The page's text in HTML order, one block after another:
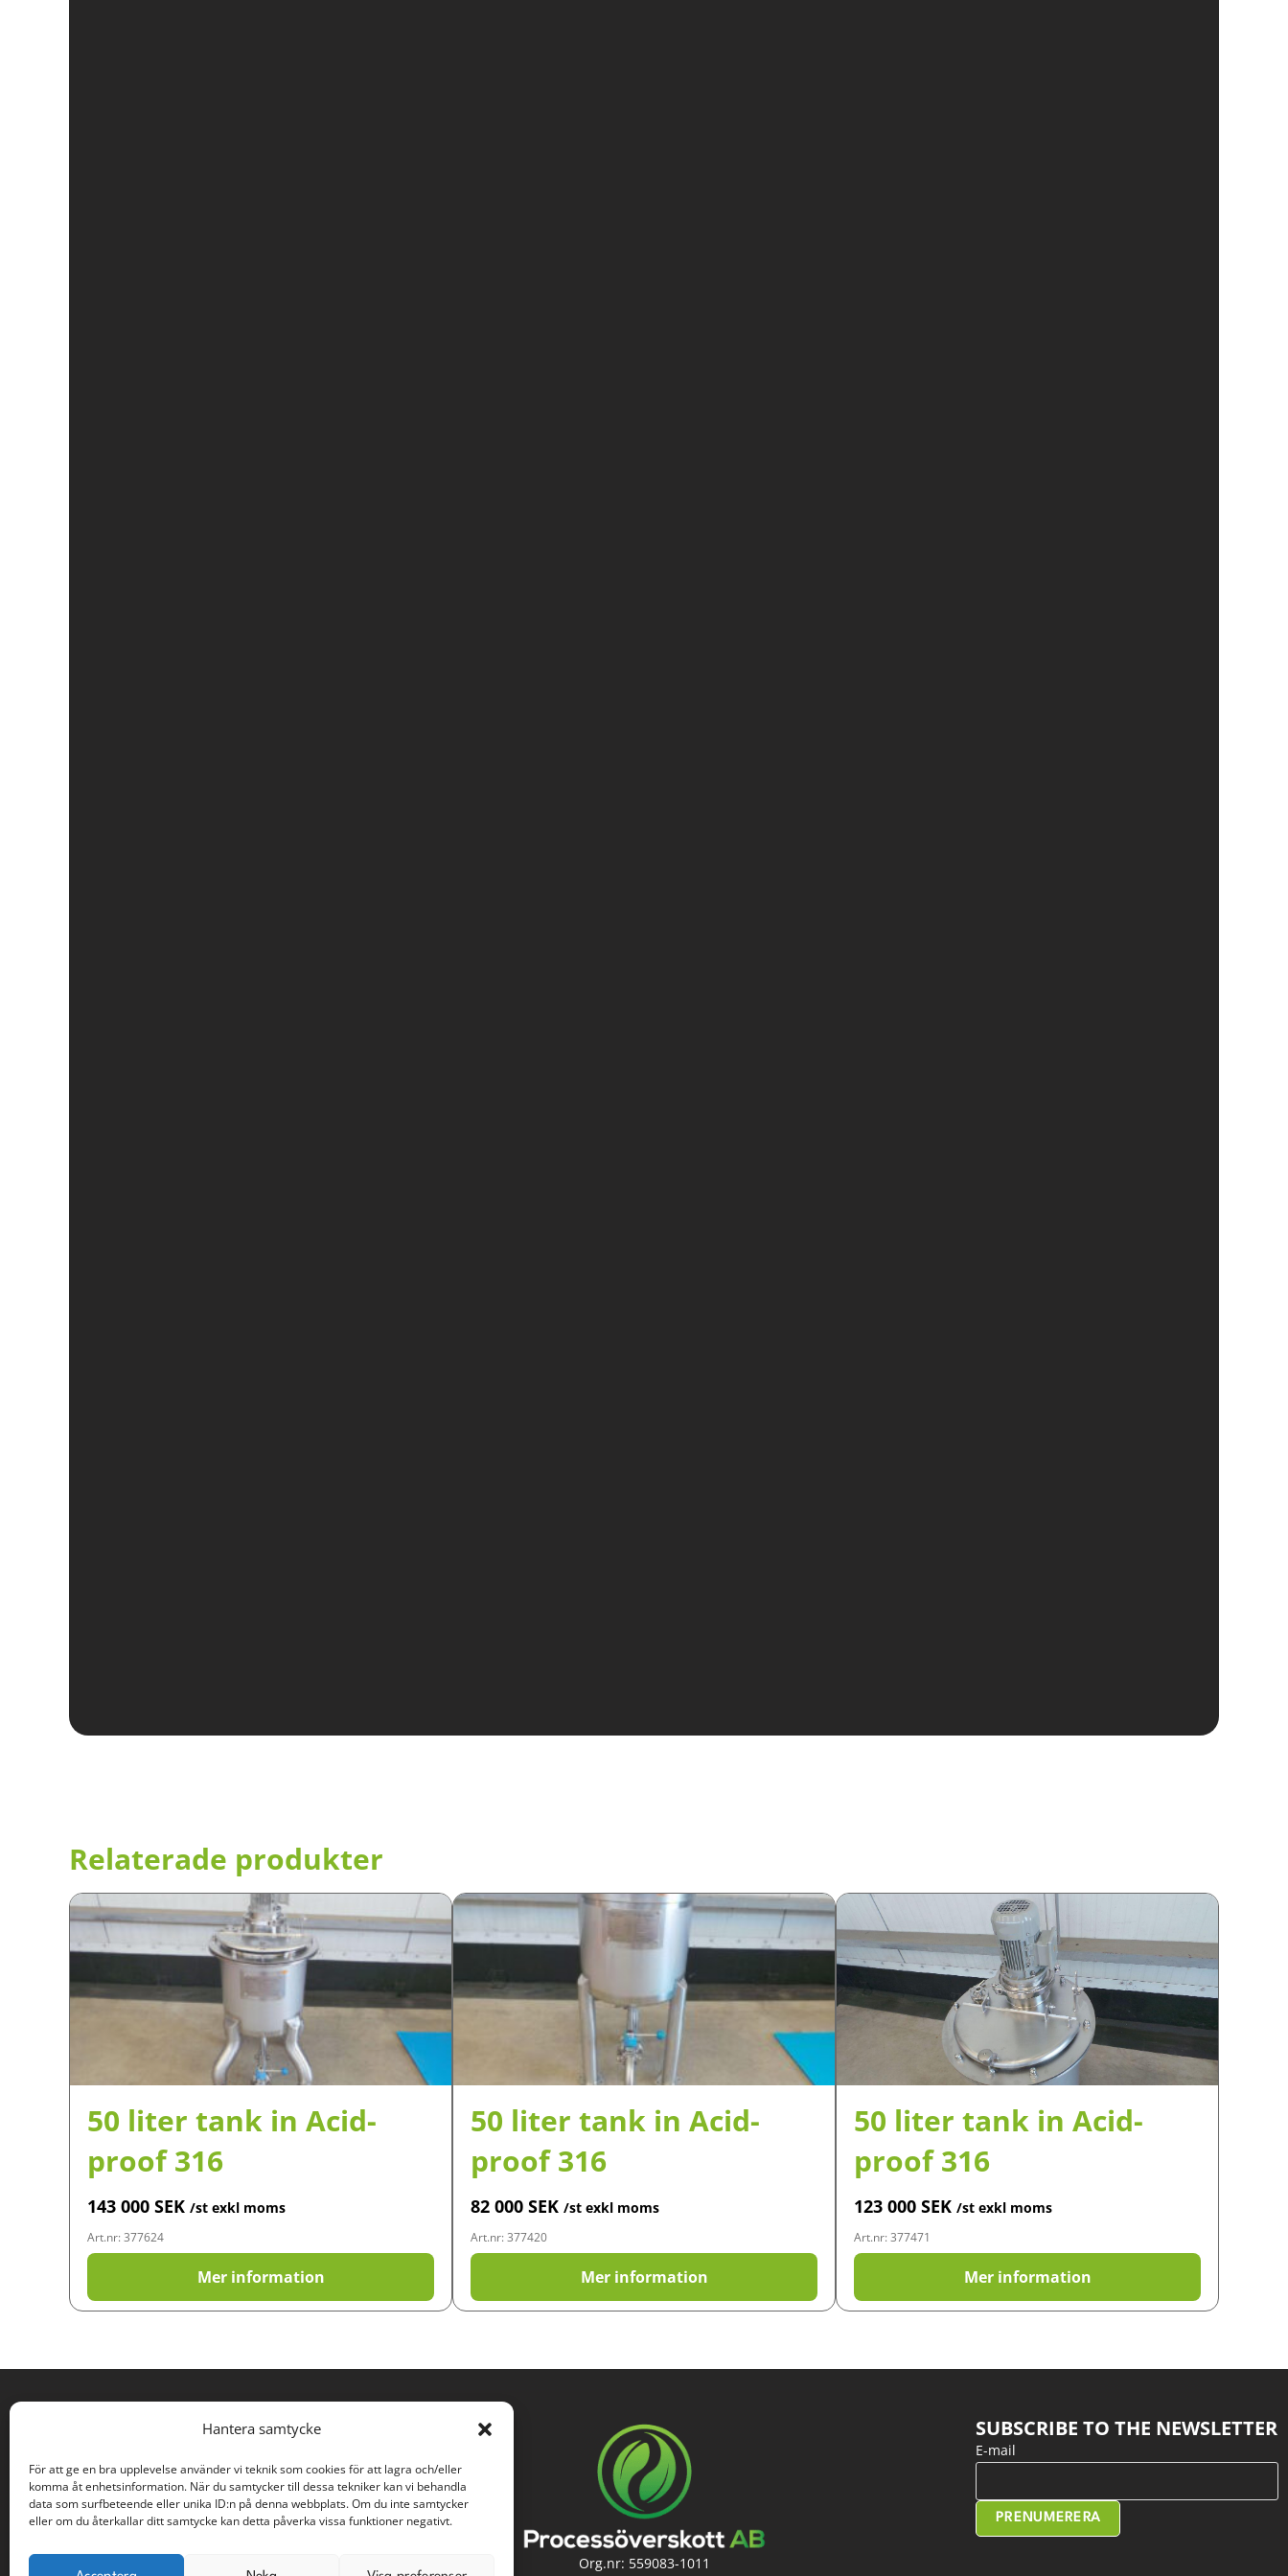
Hantera samtycke
För att ge en bra upplevelse använder vi teknik som cookies för att lagra och/eller
komma åt enhetsinformation. När du samtycker till dessa tekniker kan vi behandla
data som surfbeteende eller unika ID:n på denna webbplats. Om du inte samtycker
eller om du återkallar ditt samtycke kan detta påverka vissa funktioner negativt.
Relaterade produkter
50 liter tank in Acid-
proof 316
143 000 SEK /st exkl moms
Art.nr: 377624
Mer information
50 liter tank in Acid-
proof 316
82 000 SEK /st exkl moms
Art.nr: 377420
Mer information
50 liter tank in Acid-
proof 316
123 000 SEK /st exkl moms
Art.nr: 377471
Mer information
891 78 Bonässund
info@processoverskott.se
Org.nr: 559083-1011
SUBSCRIBE TO THE NEWSLETTER
E-mail
PRENUMERERA